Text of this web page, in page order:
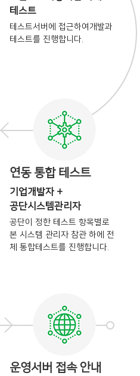
테스트
테스트서버에 접근하여 개발과
테스트를 진행합니다.
연동 통합 테스트
기업개발자 +
공단시스템관리자
공단이 정한 테스트 항목별로
본 시스템 관리자 참관 하에 전
체 통합테스트를 진행합니다.
운영서버 접속 안내